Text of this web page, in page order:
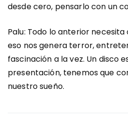
desde cero, pensarlo con un
Palu: Todo lo anterior
eso nos genera terror,
fascinación a la vez. Un disco
presentación, tenemos que
nuestro sueño.